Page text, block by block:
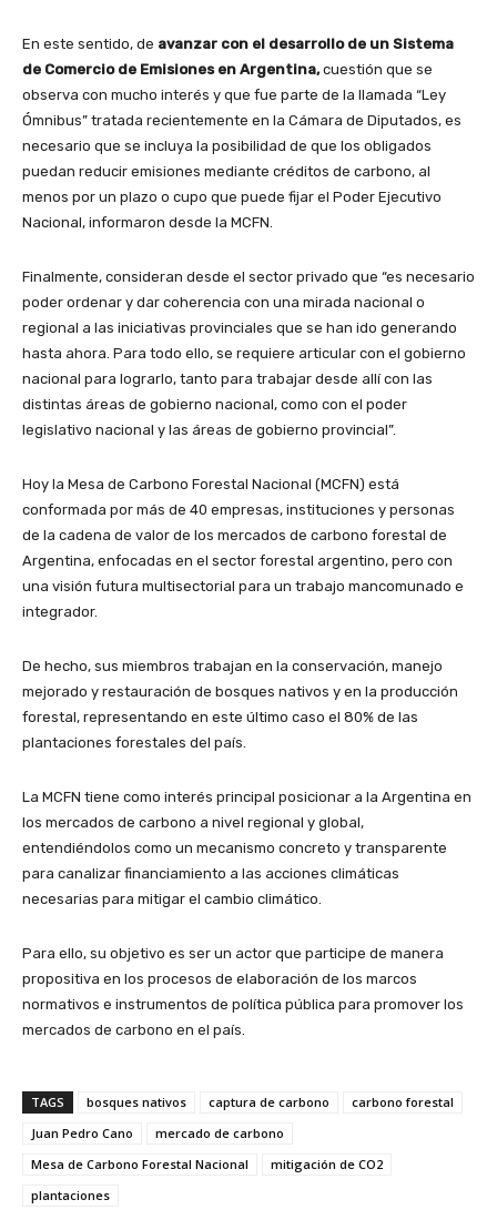
En este sentido, de avanzar con el desarrollo de un Sistema
de Comercio de Emisiones en Argentina,cuestión que se
observa con mucho interés y que fue parte de la llamada “Ley
Ómnibus” tratada recientemente en la Cámara de Diputados, es
necesario que se incluya la posibilidad de que los obligados
puedan reducir emisiones mediante créditos de carbono, al
menos por un plazo o cupo que puede fijar el Poder Ejecutivo
Nacional, informaron desde la MCFN.
Finalmente, consideran desde el sector privado que “es necesario
poder ordenar y dar coherencia con una mirada nacional o
regional a las iniciativas provinciales que se han ido generando
hasta ahora. Para todo ello, se requiere articular con el gobierno
nacional para lograrlo, tanto para trabajar desde allí con las
distintas áreas de gobierno nacional, como con el poder
legislativo nacional y las áreas de gobierno provincial”.
Hoy la Mesa de Carbono Forestal Nacional (MCFN) está
conformada por más de 40 empresas, instituciones y personas
de la cadena de valor de los mercados de carbono forestal de
Argentina, enfocadas en el sector forestal argentino, pero con
una visión futura multisectorial para un trabajo mancomunado e
integrador.
De hecho, sus miembros trabajan en la conservación, manejo
mejorado y restauración de bosques nativos y en la producción
forestal, representando en este último caso el 80% de las
plantaciones forestales del país.
La MCFN tiene como interés principal posicionar a la Argentina en
los mercados de carbono a nivel regional y global,
entendiéndolos como un mecanismo concreto y transparente
para canalizar financiamiento a las acciones climáticas
necesarias para mitigar el cambio climático.
Para ello, su objetivo es ser un actor que participe de manera
propositiva en los procesos de elaboración de los marcos
normativos e instrumentos de política pública para promover los
mercados de carbono en el país.
TAGS bosques nativos captura de carbono
carbono forestal
Juan Pedro Cano
mercado de carbono
Mesa de Carbono Forestal Nacional
mitigación de CO2
plantaciones